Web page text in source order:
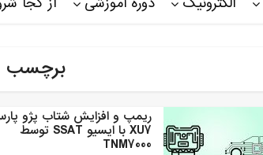
برچسب -
ریمپ و افزایش شتاب پژو
XU7 با ایسیو SSAT توسط
TNM7000